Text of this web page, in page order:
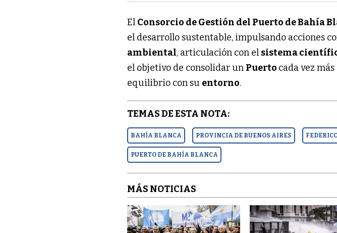
El Consorcio de Gestión del Puerto de Bahía
el desarrollo sustentable, impulsando acciones
ambiental, articulación con el sistema
el objetivo de consolidar un Puerto cada vez
equilibrio con su entorno.
TEMAS DE ESTA NOTA:
BAHÍA BLANCA PROVINCIA DE BUENOS AIRES
PUERTO DE BAHÍA BLANCA
MÁS NOTICIAS